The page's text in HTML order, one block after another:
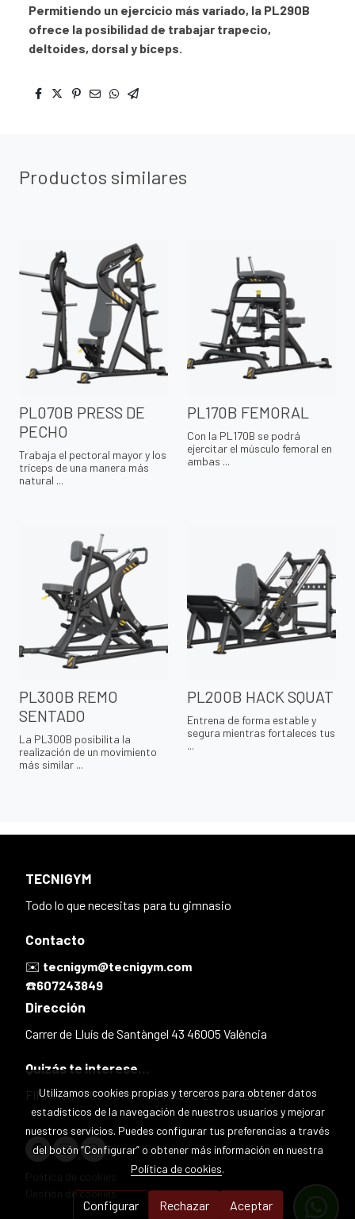
Permitiendo un ejercicio más variado, la PL290B
ofrece la posibilidad de trabajar trapecio,
deltoides, dorsal y bíceps.
Productos similares
PL070B PRESS DE
PECHO
Trabaja el pectoral mayor y los
tríceps de una manera más
natural ...
PL170B FEMORAL
Con la PL170B se podrá
ejercitar el músculo femoral en
ambas ...
PL300B REMO
SENTADO
La PL300B posibilita la
realización de un movimiento
más similar ...
PL200B HACK SQUAT
Entrena de forma estable y
segura mientras fortaleces tus
...
TECNIGYM
Todo lo que necesitas para tu gimnasio
Contacto
✉️ tecnigym@tecnigym.com
☎️607243849
Dirección
Carrer de Lluís de Santàngel 43 46005 València
Quizás te interese...
FINANCIA TUS COMPRAS HASTA EN 12 MESES.
Gestión de cookies
Utilizamos cookies propias y terceros para obtener datos
estadísticos de la navegación de nuestros usuarios y mejorar
nuestros servicios. Puedes configurar tus preferencias a través
del botón “Configurar” o obtener más información en nuestra
Política de cookies.
Configurar Rechazar Aceptar